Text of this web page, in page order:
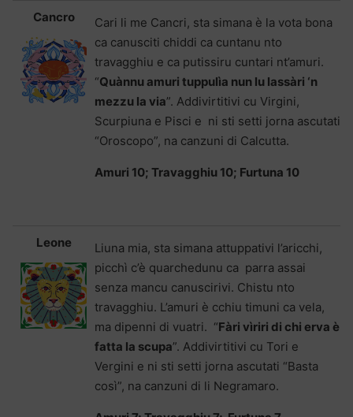
Cancro
Cari li me Cancri, sta simana è la vota bona
ca canusciti chiddi ca cuntanu nto
travagghiu e ca putissiru cuntari nt’amuri.
“Quànnu amuri tuppulìa nun lu lassàri ‘n
mezzu la via”. Addivirtitivi cu Virgini,
Scurpiuna e Pisci e ni sti setti jorna ascutati
“Oroscopo”, na canzuni di Calcutta.
Amuri 10; Travagghiu 10; Furtuna 10
Leone
Liuna mia, sta simana attuppativi l’aricchi,
picchì c’è quarchedunu ca parra assai
senza mancu canuscirivi. Chistu nto
travagghiu. L’amuri è cchiu timuni ca vela,
ma dipenni di vuatri. “Fàri vìriri di chi erva è
fatta la scupa”. Addivirtitivi cu Tori e
Vergini e ni sti setti jorna ascutati “Basta
così”, na canzuni di li Negramaro.